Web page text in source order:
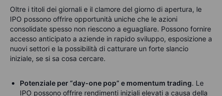
Oltre i titoli dei giornali e il clamore del giorno di apertura, le
IPO possono offrire opportunità uniche che le azioni
consolidate spesso non riescono a eguagliare. Possono fornire
accesso anticipato a aziende in rapido sviluppo, esposizione a
nuovi settori e la possibilità di catturare un forte slancio
iniziale, se si sa cosa cercare.
Potenziale per “day-one pop” e momentum trading. Le
IPO possono offrire rendimenti iniziali elevati a causa della